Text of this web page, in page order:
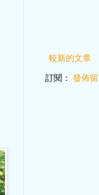
較新的文章
訂閱： 發佈